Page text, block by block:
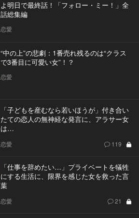
よ明日で最終話！「フォロー・ミー！」全
話総集編
恋愛
“中の上”の悲劇：1番売れ残るのは“クラス
で3番目に可愛い女”！？
恋愛
「子どもを産むなら若いほうが」付き合い
たての恋人の無神経な発言に、アラサー女
は…
恋愛 119
「仕事を辞めたい…」プライベートを犠牲
にする生活に、限界を感じた女を救った言
葉
恋愛 21